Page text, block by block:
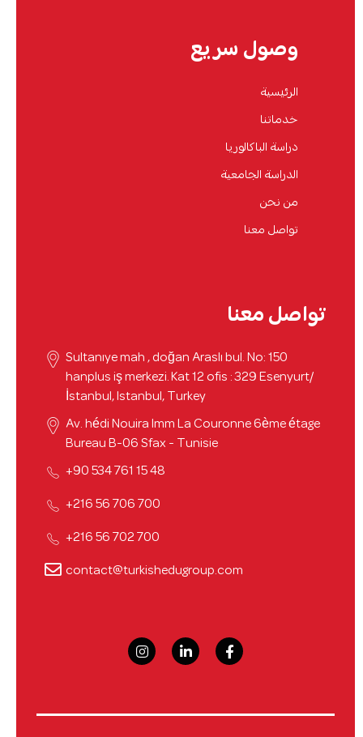
وصول سريع
الرئيسية
خدماتنا
دراسة الباكالوريا
الدراسة الجامعية
من نحن
تواصل معنا
تواصل معنا
Sultanıye mah , doğan Araslı bul. No: 150
hanplus iş merkezi. Kat 12 ofis : 329 Esenyurt/
İstanbul, Istanbul, Turkey
Av. hédi Nouira Imm La Couronne 6ème étage
Bureau B-06 Sfax - Tunisie
48 15 761 534 90+
700 706 56 216+
700 702 56 216+
contact@turkishedugroup.com